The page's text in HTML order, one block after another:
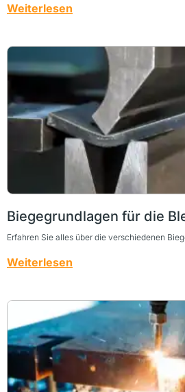
Weiterlesen
Biegegrundlagen für die
Erfahren Sie alles über die verschiedenen
Weiterlesen